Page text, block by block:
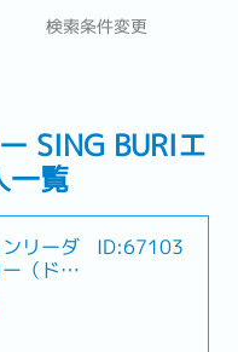
検索条件変更
SING BURIエ
一覧
リーダ
（ドラ
ID:67103